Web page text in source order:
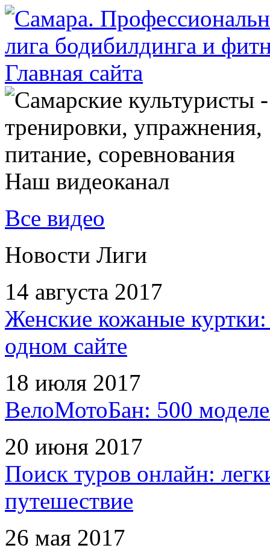
Наш видеоканал
Все видео
Новости Лиги
14 августа 2017
Женские кожаные
одном сайте
18 июля 2017
ВелоМотоБан: 500
20 июня 2017
Поиск туров онлайн:
путешествие
26 мая 2017